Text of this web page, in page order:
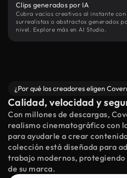
Clips generados por IA
Cubra vacíos creativos al instante
surrealistas o abstractos generados
nivel. Explore más en AI Studio.
¿Por qué los creadores eligen
Calidad, velocidad y
Con millones de descargas,
realismo cinematográfico con
para ayudarle a crear
colección está diseñada para
trabajo modernos,
de su marca.